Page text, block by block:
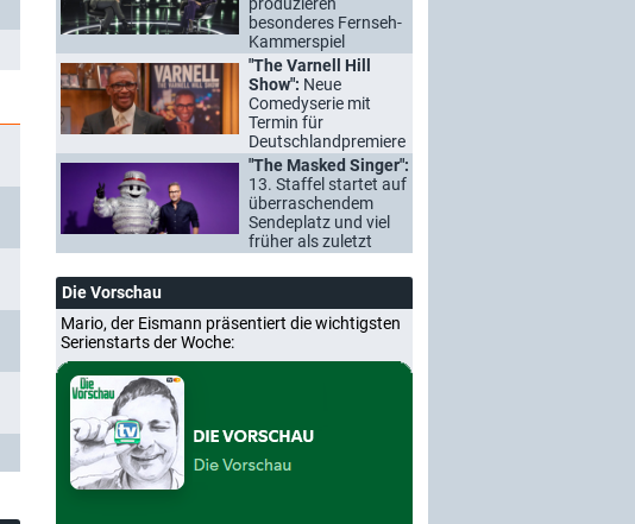
besonderes Fernseh-
Kammerspiel
"The Varnell Hill
Show": Neue
Comedyserie mit
Termin für
Deutschlandpremiere
"The Masked Singer":
13. Staffel startet auf
überraschendem
Sendeplatz und viel
früher als zuletzt
Die Vorschau
Mario, der Eismann präsentiert die wichtigsten
Serienstarts der Woche: